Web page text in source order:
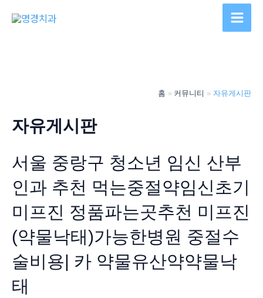
Main
홈 커뮤니티 자유게시판
자유게시판
서울 중랑구 청소년 임신 산부
인과 추천 먹는중절약임신초기
미프진 정품파는곳추천 미프진
(약물낙태)가능한병원 중절수
술비용| 카 약물유산약약물낙
태